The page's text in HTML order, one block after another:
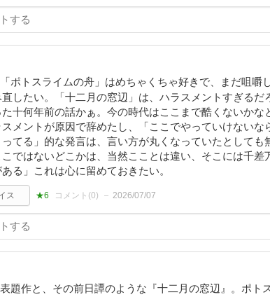
「ポトスライムの舟」はめちゃくちゃ好きで、まだ咀嚼
したい。「十二月の窓辺」は、ハラスメントすぎるだ
た十何年前の話かぁ。今の時代はここまで酷くないかな
メントが原因で辞めたし、「ここでやっていけないな
てる」的な発言は、言い方が丸くなっていたとしても
こではないどこかは、当然こことは違い、そこには千差
る」これは心に留めておきたい。
ス ★6 コメント(0) 2026/07/07
表題作と、その前日譚のような『十二月の窓辺』。ポト